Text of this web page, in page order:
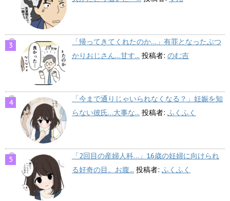
「帰ってきてくれたのか…」有罪となったぶつ
かりおじさん…甘す... 投稿者: のむ吉
「今まで通りじゃいられなくなる？」妊娠を知
らない彼氏…大事な... 投稿者: ふくふく
「2回目の産婦人科…」16歳の妊婦に向けられ
る好奇の目。お腹... 投稿者: ふくふく